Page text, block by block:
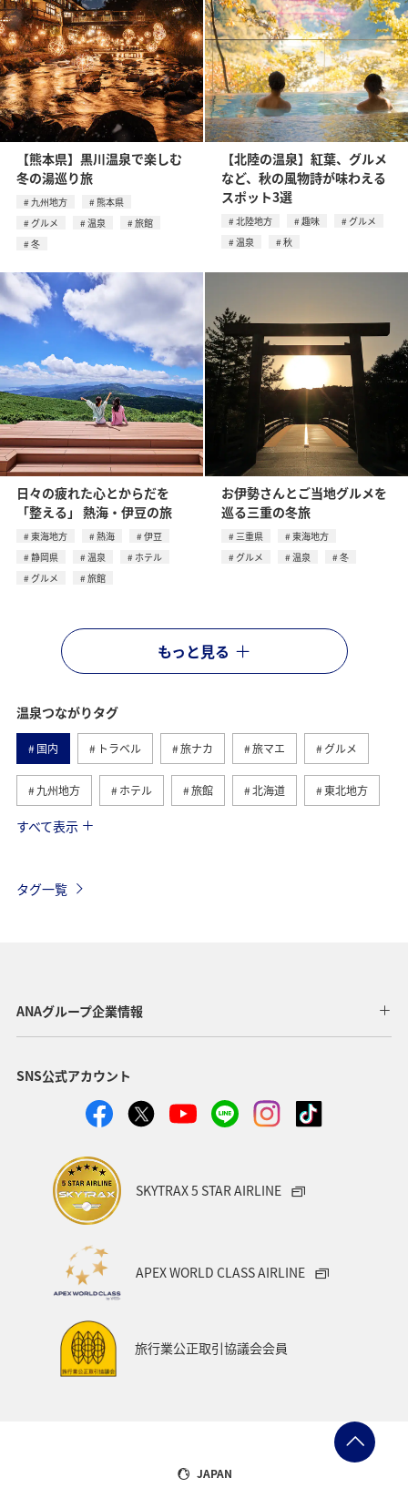
【熊本県】黒川温泉で楽しむ
冬の湯巡り旅
九州地方
熊本県
グルメ
温泉
旅館
冬
【北陸の温泉】紅葉、グルメ
など、秋の風物詩が味わえる
スポット3選
北陸地方 趣味
グルメ
温泉
秋
日々の疲れた心とからだを
「整える」 熱海・伊豆の旅
東海地方 熱海
伊豆
静岡県
温泉
ホテル
グルメ
旅館
お伊勢さんとご当地グルメを
巡る三重の冬旅
三重県
東海地方
グルメ
温泉 冬
もっと見る
温泉つながりタグ
国内 トラベル 旅ナカ 旅マエ グルメ
九州地方 ホテル 旅館 北海道 東北地方
冬 関東・甲信越地方
沖縄 年末年始 熱海 三重県
ANAのふるさと納税
アクティビティ 家族旅行
ワーケーション（家族）
ANAマイレージクラブ
キャンプ・グランピング
伊豆 紅葉
飛行機 スキー・スノボ
ライフ 冬のふるさと納税
すべて表示
タグ一覧
ANAグループ企業情報
SNS公式アカウント
SKYTRAX 5 STAR AIRLINE
APEX WORLD CLASS AIRLINE
旅行業公正取引協議会会員
JAPAN